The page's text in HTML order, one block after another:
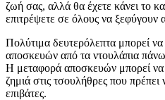
ζωή σας, αλλά θα έχετε κάνει το
επιτρέψετε σε όλους να ξεφύγουν
Πολύτιμα δευτερόλεπτα μπορεί
αποσκευών από τα ντουλάπια
Η μεταφορά αποσκευών μπορεί
ζημιά στις τσουλήθρες που πρέπει
επιβάτες.